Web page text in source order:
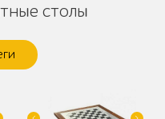
столы